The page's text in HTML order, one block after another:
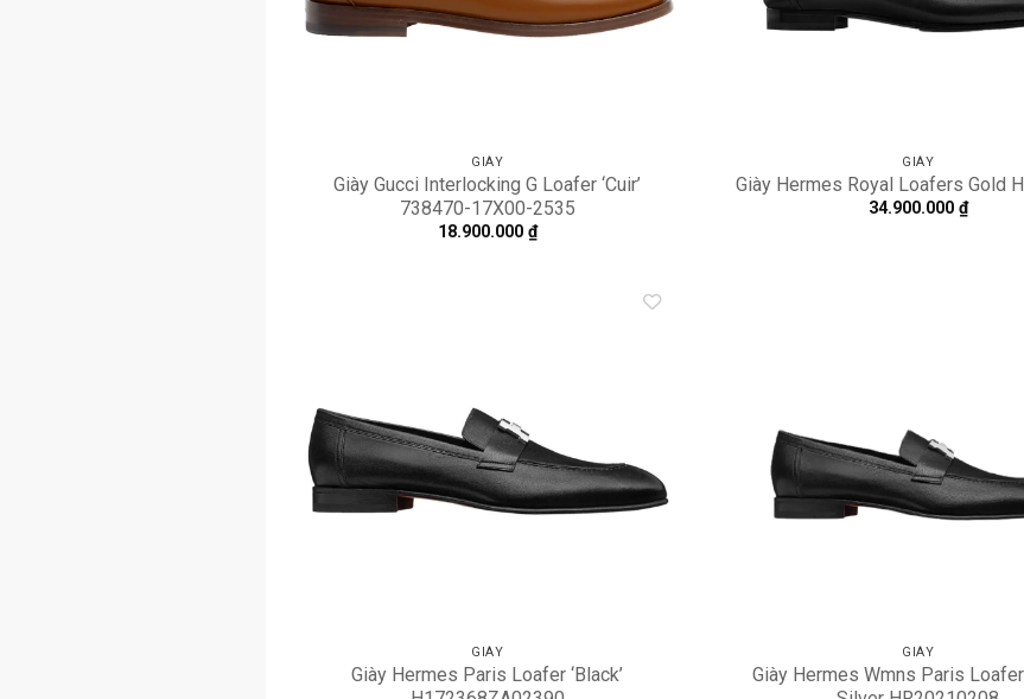
GIÀY
Giày Gucci Interlocking G Loafer ‘Cuir’
738470-17X00-2535
18.900.000 ₫
GIÀY
Giày Hermes Royal Loafers Gold
34.900.000 ₫
GIÀY
Giày Hermes Paris Loafer ‘Black’
GIÀY
Giày Hermes Wmns Paris